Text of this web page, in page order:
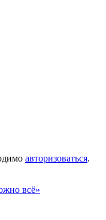
авторизоваться.
всё»